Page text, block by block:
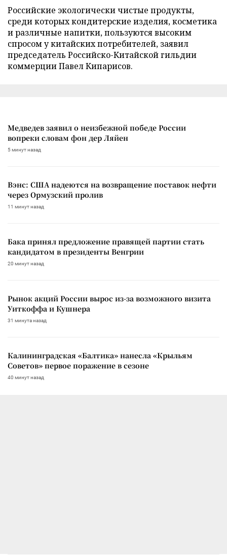
Российские экологически чистые продукты,
среди которых кондитерские изделия, косметика
и различные напитки, пользуются высоким
спросом у китайских потребителей, заявил
председатель Российско-Китайской гильдии
коммерции Павел Кипарисов.
Медведев заявил о неизбежной победе России
вопреки словам фон дер Ляйен
5 минут назад
Вэнс: США надеются на возвращение поставок нефти
через Ормузский пролив
11 минут назад
Бака принял предложение правящей партии стать
кандидатом в президенты Венгрии
20 минут назад
Рынок акций России вырос из-за возможного визита
Уиткоффа и Кушнера
31 минута назад
Калининградская «Балтика» нанесла «Крыльям
Советов» первое поражение в сезоне
40 минут назад